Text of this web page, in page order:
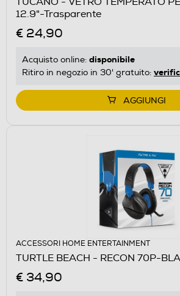
12.9"-Trasparente
€ 24,90
Acquisto online: disponibile
Ritiro in negozio in 30' gratuito:
AGGIUNGI
ACCESSORI HOME ENTERTAINMENT
TURTLE BEACH - RECON 70P-
€ 34,90